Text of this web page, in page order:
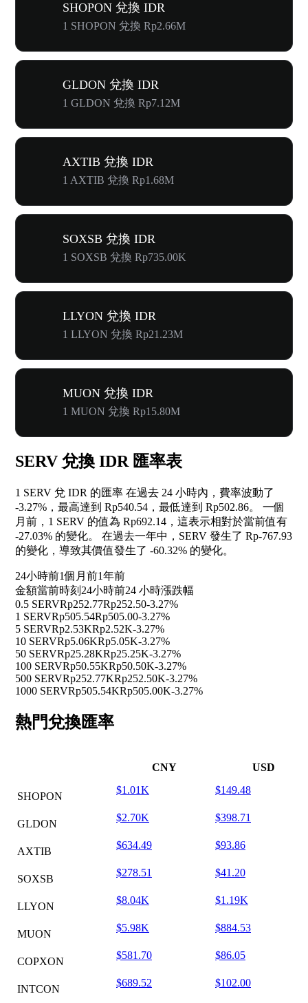
SHOPON 兌換 IDR
1 SHOPON 兌換 Rp2.66M
GLDON 兌換 IDR
1 GLDON 兌換 Rp7.12M
AXTIB 兌換 IDR
1 AXTIB 兌換 Rp1.68M
SOXSB 兌換 IDR
1 SOXSB 兌換 Rp735.00K
LLYON 兌換 IDR
1 LLYON 兌換 Rp21.23M
MUON 兌換 IDR
1 MUON 兌換 Rp15.80M
SERV 兌換 IDR 匯率表
1 SERV 兌 IDR 的匯率 在過去 24 小時內，費率波動了
-3.27% ，最高達到 Rp540.54，最低達到 Rp502.86。 一個
月前，1 SERV 的值為 Rp692.14，這表示相對於當前值有
-27.03% 的變化。 在過去一年中，SERV 發生了 Rp-767.93
的變化，導致其價值發生了 -60.32% 的變化。
24小時前1個月前1年前
金額當前時刻 24小時前24 小時漲跌幅
0.5 SERVRp252.77Rp252.50-3.27%
1 SERVRp505.54Rp505.00-3.27%
5 SERVRp2.53KRp2.52K-3.27%
10 SERVRp5.06KRp5.05K-3.27%
50 SERVRp25.28KRp25.25K-3.27%
100 SERVRp50.55KRp50.50K-3.27%
500 SERVRp252.77KRp252.50K-3.27%
1000 SERVRp505.54KRp505.00K-3.27%
熱門兌換匯率
CNY USD
SHOPON
$1.01K $149.48
GLDON
$2.70K $398.71
AXTIB
$634.49 $93.86
SOXSB
$278.51 $41.20
LLYON
$8.04K $1.19K
MUON
$5.98K $884.53
COPXON
$581.70 $86.05
INTCON
$689.52 $102.00